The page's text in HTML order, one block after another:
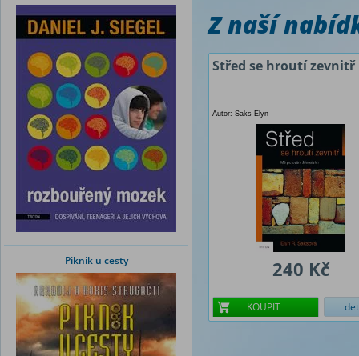
Piknik u cesty
Z naší
Střed se hroutí zevnitř
Autor: Saks Elyn
240 Kč
KOUPIT